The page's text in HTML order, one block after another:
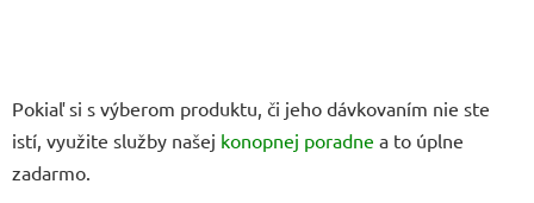
Pokiaľ si s výberom produktu, či jeho dávkovaním nie ste
istí, využite služby našej konopnej poradne a to úplne
zadarmo.